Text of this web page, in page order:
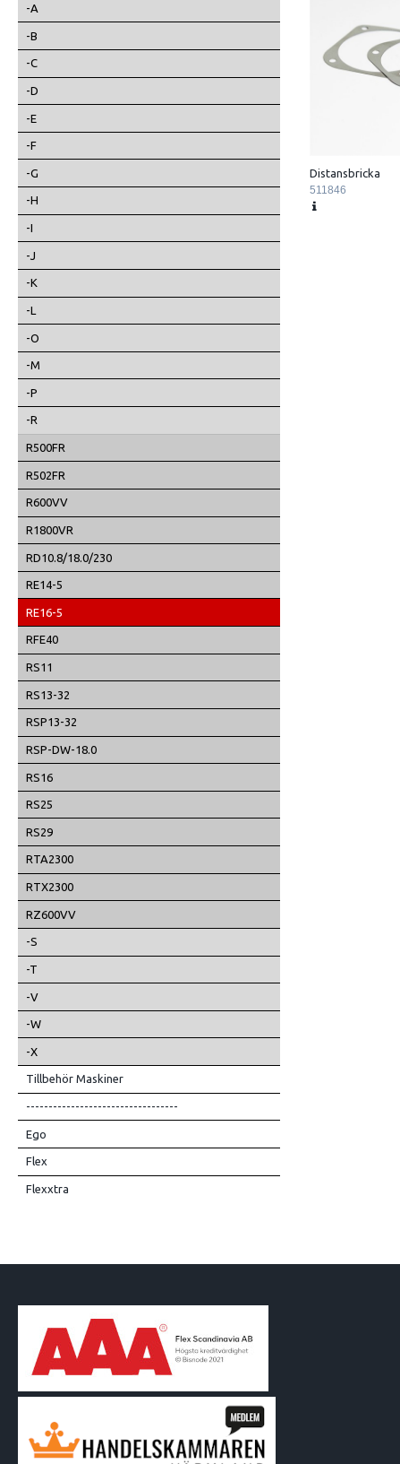
-A
-B
-C
-D
-E
-F
-G
-H
-I
-J
-K
-L
-O
-M
-P
-R
R500FR
R502FR
R600VV
R1800VR
RD10.8/18.0/230
RE14-5
RE16-5
RFE40
RS11
RS13-32
RSP13-32
RSP-DW-18.0
RS16
RS25
RS29
RTA2300
RTX2300
RZ600VV
-S
-T
-V
-W
-X
Tillbehör Maskiner
----------------------------------
Ego
Flex
Flexxtra
Distansbricka
511846